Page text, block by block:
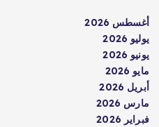
أغسطس 2026
يوليو 2026
يونيو 2026
مايو 2026
أبريل 2026
مارس 2026
فبراير 2026